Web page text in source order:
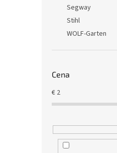
Segway
Stihl
WOLF-Garten
Cena
€ 2